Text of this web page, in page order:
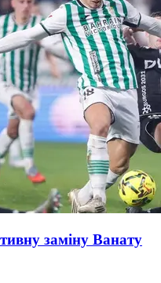
заміну Ванату